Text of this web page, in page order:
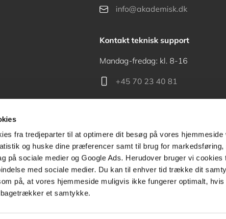
fra tredjeparter til at optimere dit besøg på vores hjemmeside
og huske dine præferencer samt til brug for markedsføring,
på sociale medier og Google Ads. Herudover bruger vi cookies
med sociale medier. Du kan til enhver tid trække dit
på, at vores hjemmeside muligvis ikke fungerer optimalt, hvis
et samtykke.
info@akademisk.dk
Kontakt teknisk support
Mandag-fredag: kl. 8-16
+45 70 23 40 81
Kontakt receptionen
+45 70 24 00 00